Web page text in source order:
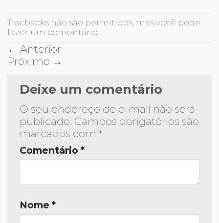
Tracbacks não são permitidos, mas você pode
fazer um comentário.
← Anterior
Próximo →
Deixe um comentário
O seu endereço de e-mail não será
publicado. Campos obrigatórios são
marcados com *
Comentário *
Nome *